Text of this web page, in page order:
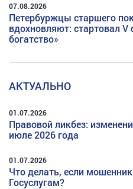
07.08.2026
Петербуржцы старшего
вдохновляют: стартовал
богатство»
АКТУАЛЬНО
01.07.2026
Правовой ликбез:
июле 2026 года
01.07.2026
Что делать, если
Госуслугам?